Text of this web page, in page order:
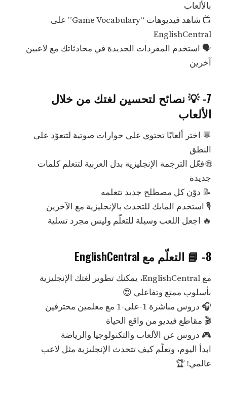
بالألعاب
📺 شاهد فيديوهات “Game Vocabulary” على
EnglishCentral
🗣️ استخدم المفردات الجديدة في محادثاتك مع لاعبين
آخرين
7- 💡 نصائح لتحسين لغتك من خلال
الألعاب
💬 اختر ألعابًا تحتوي على حوارات صوتية لتتعوّد على
النطق
🌐 فعّل الترجمة الإنجليزية بدل العربية لتتعلم كلمات
جديدة
📝 دوّن كل مصطلح جديد تتعلمه
🎙️ استخدم المايك للتحدث بالإنجليزية مع الآخرين
🔥 اجعل اللعب وسيلة للتعلّم وليس مجرد تسلية
8- 📘 التعلّم مع EnglishCentral
مع EnglishCentral، يمكنك تطوير لغتك الإنجليزية
بأسلوب ممتع وتفاعلي 😍
🎧 دروس مباشرة 1-على-1 مع معلمين محترفين
🎬 مقاطع فيديو من واقع الحياة
🎮 دروس عن الألعاب والتكنولوجيا والرياضة
ابدأ اليوم، وتعلّم كيف تتحدث الإنجليزية مثل لاعب
عالمي! 🏆